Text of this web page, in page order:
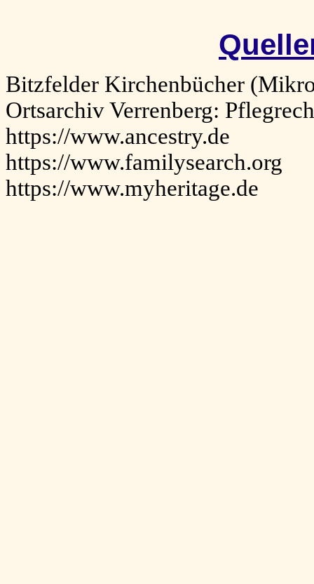
Bitzfelder Kirchenbücher
Ortsarchiv Verrenberg:
https://www.ancestry.de
https://www.familysearch.org
https://www.myheritage.de